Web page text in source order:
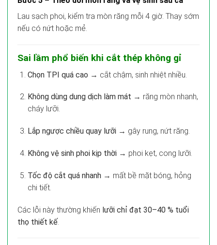
Lau sạch phoi, kiểm tra mòn răng mỗi 4 giờ. Thay sớm
nếu có nứt hoặc mẻ.
Sai lầm phổ biến khi cắt thép không gỉ
Chọn TPI quá cao → cắt chậm, sinh nhiệt nhiều.
Không dùng dung dịch làm mát → răng mòn nhanh,
cháy lưỡi.
Lắp ngược chiều quay lưỡi→ gây rung, nứt răng.
Không vệ sinh phoi kịp thời→ phoi kẹt, cong lưỡi.
Tốc độ cắt quá nhanh→ mất bề mặt bóng, hỏng
chi tiết.
Các lỗi này thường khiến lưỡi chỉ đạt 30–40 % tuổi
thọ thiết kế